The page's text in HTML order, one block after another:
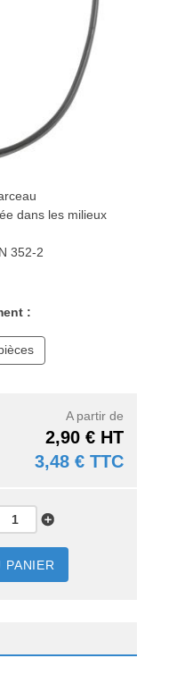
dans les milieux
352-2
:
A partir de
2,90 € HT
3,48 € TTC
PANIER